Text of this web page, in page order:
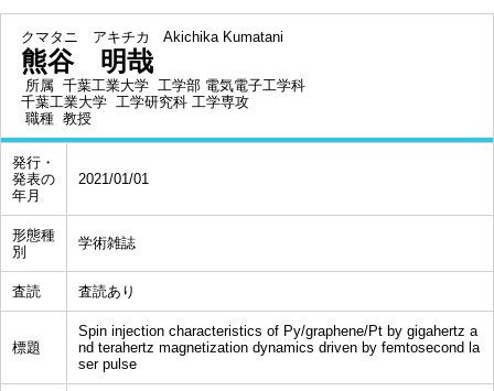
クマタニ アキチカ Akichika Kumatani
熊谷 明哉
所属 千葉工業大学 工学部 電気電子工学科
千葉工業大学 工学研究科 工学専攻
職種 教授
発行・
発表の
年月
2021/01/01
形態種
別
学術雑誌
査読 査読あり
標題
Spin injection characteristics of Py/graphene/Pt by gigahertz a
nd terahertz magnetization dynamics driven by femtosecond la
ser pulse